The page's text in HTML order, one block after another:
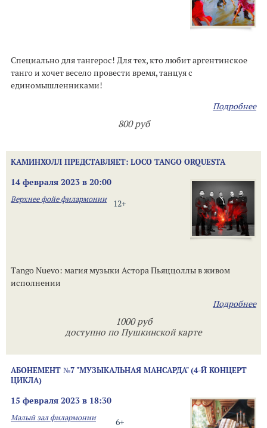
Специально для тангерос! Для тех, кто любит аргентинское
танго и хочет весело провести время, танцуя с
единомышленниками!
Подробнее
800 руб
КАМИНХОЛЛ ПРЕДСТАВЛЯЕТ: LOCO TANGO ORQUESTA
14 февраля 2023 в 20:00
12+
Верхнее фойе филармонии
Tango Nuevo: магия музыки Астора Пьяццоллы в живом
исполнении
Подробнее
1000 руб
доступно по Пушкинской карте
АБОНЕМЕНТ №7 "МУЗЫКАЛЬНАЯ МАНСАРДА" (4-Й КОНЦЕРТ
ЦИКЛА)
15 февраля 2023 в 18:30
6+
Малый зал филармонии